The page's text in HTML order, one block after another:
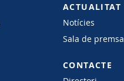
ACTUALITAT
Notícies
Sala de premsa
CONTACTE